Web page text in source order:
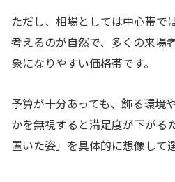
ただし、相場としては中心帯で
考えるのが自然で、多くの来場
象になりやすい価格帯です。
予算が十分あっても、飾る環境
かを無視すると満足度が下がる
置いた姿」を具体的に想像して